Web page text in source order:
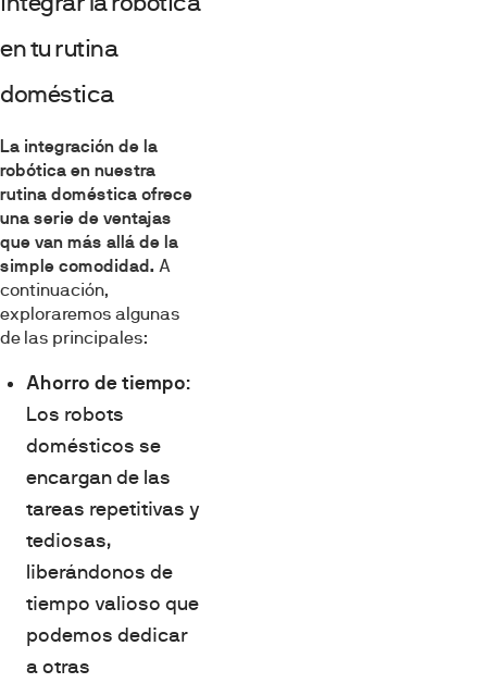
en tu rutina
doméstica
La integración de la
robótica en nuestra
rutina doméstica ofrece
una serie de ventajas
que van más allá de la
simple comodidad. A
continuación,
exploraremos algunas
de las principales:
Ahorro de tiempo:
Los robots
domésticos se
encargan de las
tareas repetitivas y
tediosas,
liberándonos de
tiempo valioso que
podemos dedicar
a otras